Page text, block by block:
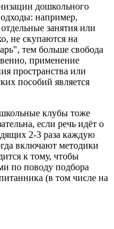
дошкольного
например,
занятия или
не скупаются на
тем больше свобода
применение
пространства или
пособий является
клубы тоже
если речь идёт о
2-3 раза каждую
включают методики
к тому, чтобы
по поводу подбора
(в том числе на